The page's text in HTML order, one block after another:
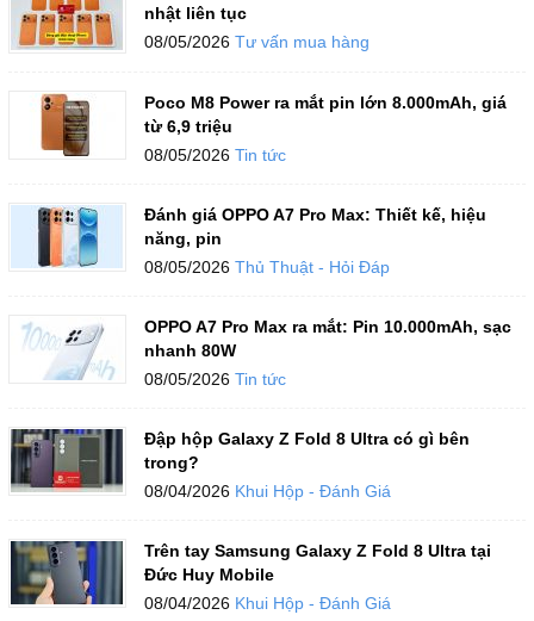
nhật liên tục
08/05/2026 Tư vấn mua hàng
Poco M8 Power ra mắt pin lớn 8.000mAh, giá
từ 6,9 triệu
08/05/2026 Tin tức
Đánh giá OPPO A7 Pro Max: Thiết kế, hiệu
năng, pin
08/05/2026 Thủ Thuật - Hỏi Đáp
OPPO A7 Pro Max ra mắt: Pin 10.000mAh, sạc
nhanh 80W
08/05/2026 Tin tức
Đập hộp Galaxy Z Fold 8 Ultra có gì bên
trong?
08/04/2026 Khui Hộp - Đánh Giá
Trên tay Samsung Galaxy Z Fold 8 Ultra tại
Đức Huy Mobile
08/04/2026 Khui Hộp - Đánh Giá